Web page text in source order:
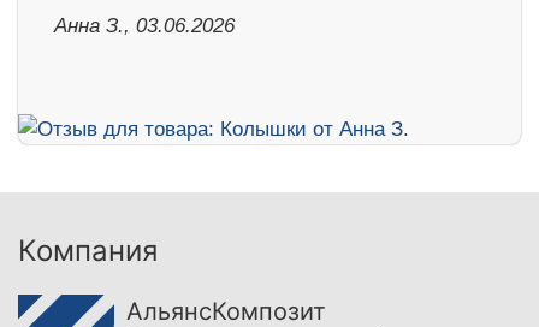
Анна З., 03.06.2026
Компания
АльянсКомпозит